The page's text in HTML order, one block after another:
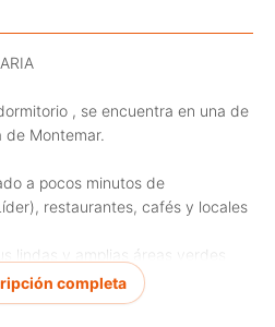
, se encuentra en una de
de Montemar.
a pocos minutos de
restaurantes, cafés y locales
lindas y amplias áreas verdes
junto a la naturaleza.
completa